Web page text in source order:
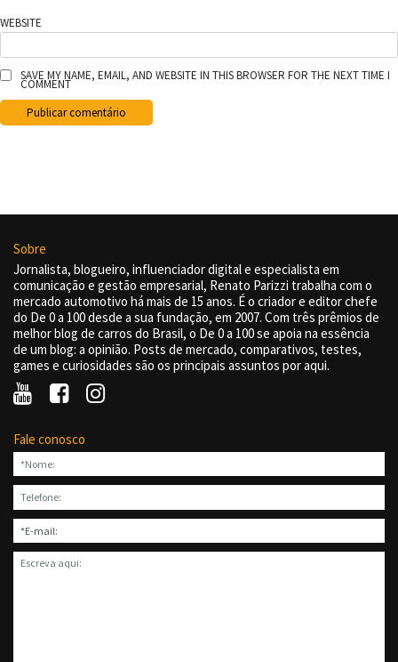
WEBSITE
SAVE MY NAME, EMAIL, AND WEBSITE IN THIS BROWSER FOR THE NEXT TIME I
COMMENT
Sobre
Jornalista, blogueiro, influenciador digital e especialista em
comunicação e gestão empresarial, Renato Parizzi trabalha com o
mercado automotivo há mais de 15 anos. É o criador e editor chefe
do De 0 a 100 desde a sua fundação, em 2007. Com três prêmios de
melhor blog de carros do Brasil, o De 0 a 100 se apoia na essência
de um blog: a opinião. Posts de mercado, comparativos, testes,
games e curiosidades são os principais assuntos por aqui.
Fale conosco